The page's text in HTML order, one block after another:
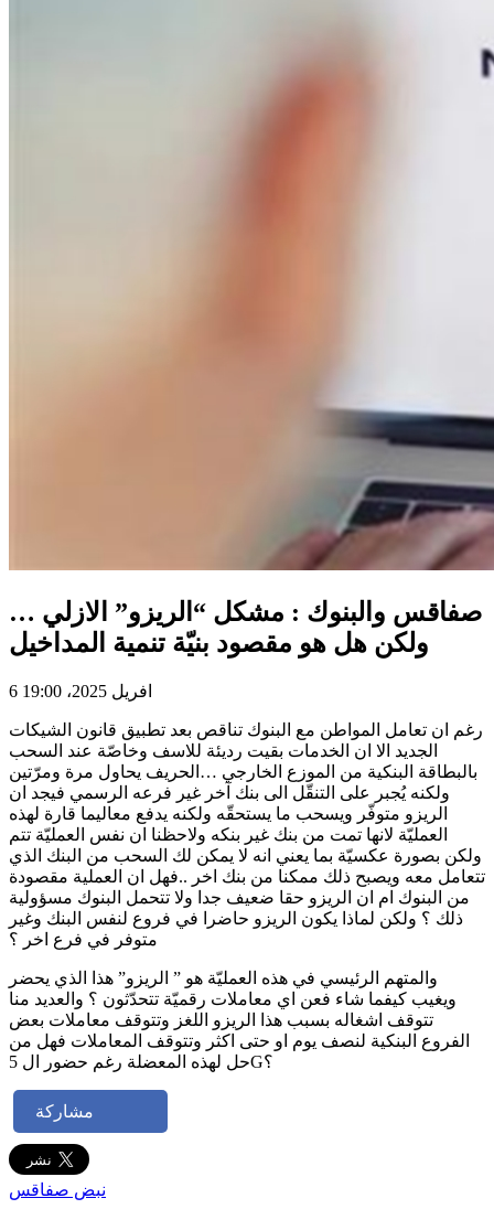
صفاقس والبنوك : مشكل “الريزو” الازلي …
ولكن هل هو مقصود بنيّة تنمية المداخيل
6 افريل 2025، 19:00
رغم ان تعامل المواطن مع البنوك تناقص بعد تطبيق قانون الشيكات
الجديد الا ان الخدمات بقيت رديئة للاسف وخاصّة عند السحب
بالبطاقة البنكية من الموزع الخارجي …الحريف يحاول مرة ومرّتين
ولكنه يُجبر على التنقّل الى بنك آخر غير فرعه الرسمي فيجد ان
الريزو متوفّر ويسحب ما يستحقّه ولكنه يدفع معاليما قارة لهذه
العمليّة لانها تمت من بنك غير بنكه ولاحظنا ان نفس العمليّة تتم
ولكن بصورة عكسيّة بما يعني انه لا يمكن لك السحب من البنك الذي
تتعامل معه ويصبح ذلك ممكنا من بنك اخر ..فهل ان العملية مقصودة
من البنوك ام ان الريزو حقا ضعيف جدا ولا تتحمل البنوك مسؤولية
ذلك ؟ ولكن لماذا يكون الريزو حاضرا في فروع لنفس البنك وغير
متوفر في فرع اخر ؟
والمتهم الرئيسي في هذه العمليّة هو ” الريزو” هذا الذي يحضر
ويغيب كيفما شاء فعن اي معاملات رقميّة تتحدّثون ؟ والعديد منا
تتوقف اشغاله بسبب هذا الريزو اللغز وتتوقف معاملات بعض
الفروع البنكية لنصف يوم او حتى اكثر وتتوقف المعاملات فهل من
حل لهذه المعضلة رغم حضور ال 5G؟
مشاركة
نبض صفاقس